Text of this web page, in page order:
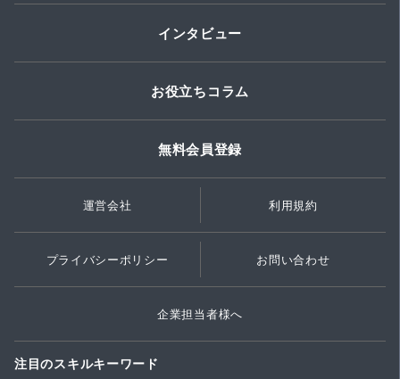
インタビュー
お役立ちコラム
無料会員登録
運営会社 利用規約
プライバシーポリシー お問い合わせ
企業担当者様へ
注目のスキルキーワード